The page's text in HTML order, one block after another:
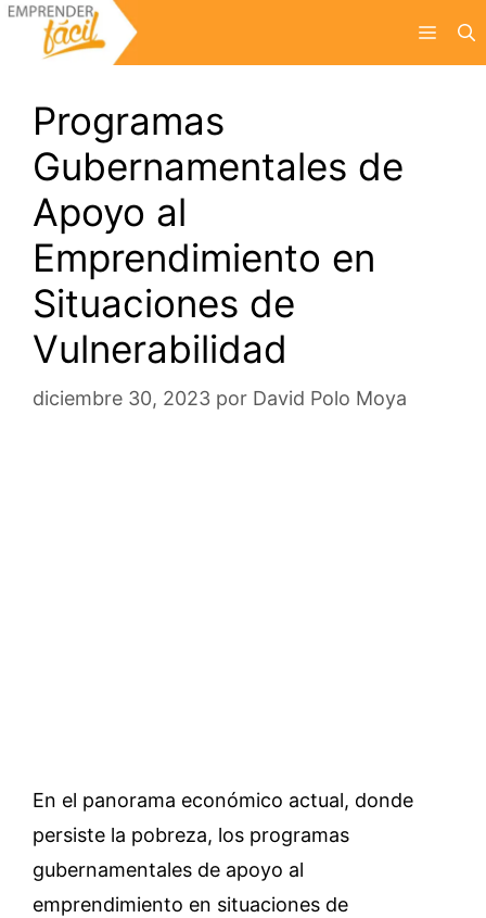
Saltar
Menú
Programas
Gubernamentales de
Apoyo al
Emprendimiento en
Situaciones de
Vulnerabilidad
diciembre 30, 2023 por David Polo Moya
En el panorama económico actual, donde
persiste la pobreza, los programas
gubernamentales de apoyo al
emprendimiento en situaciones de